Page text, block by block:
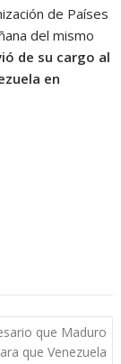
de Países
del mismo
de su cargo al
en
que Maduro
que Venezuela